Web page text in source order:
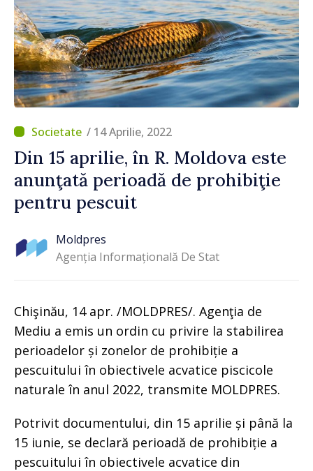
/ 14 Aprilie, 2022
Din 15 aprilie, în R. Moldova este
anunţată perioadă de prohibiţie
pentru pescuit
Moldpres
Agenția Informațională De Stat
Chişinău, 14 apr. /MOLDPRES/. Agenţia de
Mediu a emis un ordin cu privire la stabilirea
perioadelor și zonelor de prohibiție a
pescuitului în obiectivele acvatice piscicole
naturale în anul 2022, transmite MOLDPRES.
Potrivit documentului, din 15 aprilie și până la
15 iunie, se declară perioadă de prohibiție a
pescuitului în obiectivele acvatice din